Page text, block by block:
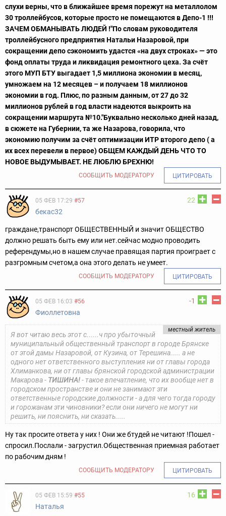
слухи верны, что в ближайшее время порежут на металлолом
30 троллейбусов, которые просто не помещаются в Депо-1 !!!
ЗАЧЕМ ОБМАНЫВАТЬ ЛЮДЕЙ !"По словам руководителя
троллейбусного предприятия Натальи Назаровой, при
сокращении депо сэкономить удастся «на двух строках» — это
фонд оплаты труда и ликвидация ремонтного цеха. За счёт
этого МУП БТУ выгадает 1,5 миллиона экономии в месяц,
умножаем на 12 месяцев – и получаем 18 миллионов
экономии в год. Плюс, по разным данным, от 27 до 32
миллионов рублей в год власти надеются выкроить на
сокращении маршрута №10."Буквально несколько дней назад,
в сюжете на Губернии, та же Назарова, говорила, что
экономию получим за счёт оптимизации ИТР второго депо ( а
их всех перевели в первое) ОБЩЕМ КАЖДЫЙ ДЕНЬ ЧТО ТО
НОВОЕ ВЫДУМЫВАЕТ. НЕ ЛЮБЛЮ БРЕХНЮ!
СООБЩИТЬ МОДЕРАТОРУ ЦИТИРОВАТЬ
22
05 ФЕВ 17:29 #57
бекас32
граждане,транспорт ОБЩЕСТВЕННЫЙ и значит ОБЩЕСТВО
должно решать быть ему или нет.сейчас модно проводить
референдумы,но в нашем случае правящая партия проиграет с
разгромным счетом,а она этого делать не умеет.
СООБЩИТЬ МОДЕРАТОРУ ЦИТИРОВАТЬ
-1
05 ФЕВ 16:03 #56
Фиоллетовна
местный житель
Я вот читаю весь этот с......ч про убыточный
муниципальный общественный транспорт в городе Брянске
от этой дамы Назаровой, от Кузина, от Терешина..... а не
одного нет ответственного выступления ни от главы города
Хлиманкова, ни от главы брянской городской администрации
Макарова - ТИШИНА!- такое впечатление, что их вообще нет в
городском пространстве и они не занимают эти
ответственные городские должности - а для чего тогда городу
и горожанам эти чиновники? если они ничего не могут ни
решить, ни пояснить, ни сказать.....
Ну так просите ответа у них ! Они же бтудей не читают !Пошел -
спросил.Послали - загрустил.Общественная приемная работает
по рабочим дням !
СООБЩИТЬ МОДЕРАТОРУ ЦИТИРОВАТЬ
16
05 ФЕВ 15:59 #55
Наталья